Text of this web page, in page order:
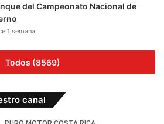
del Campeonato Nacional de
1 semana
Todos (8569)
canal